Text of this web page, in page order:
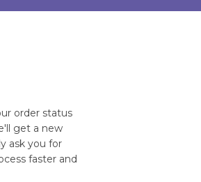
order status
get a new
ask you for
faster and